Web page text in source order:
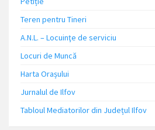
Teren pentru Tineri
A.N.L. – Locuinţe de serviciu
Locuri de Muncă
Harta Orașului
Jurnalul de Ilfov
Tabloul Mediatorilor din Județul Ilfov